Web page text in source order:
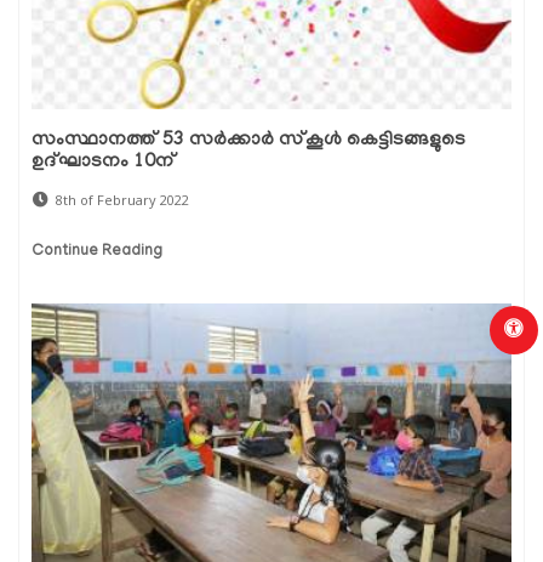
സംസ്ഥാനത്ത് 53 സർക്കാർ സ്‌കൂൾ കെട്ടിടങ്ങളുടെ
ഉദ്ഘാടനം 10ന്
8th of February 2022
Continue Reading